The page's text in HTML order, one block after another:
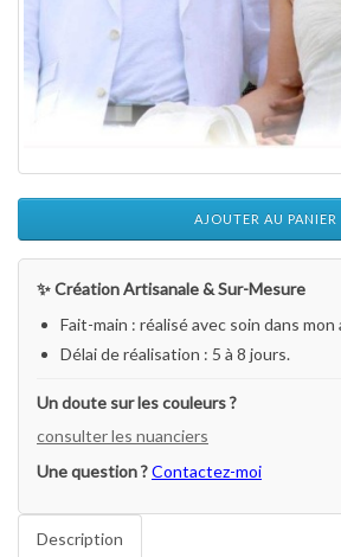
AJOUTER AU PANIER
✨ Création Artisanale & Sur-Mesure
Fait-main : réalisé avec soin dans mon
Délai de réalisation : 5 à 8 jours.
Un doute sur les couleurs ?
consulter les nuanciers
Une question ?Contactez-moi
Description